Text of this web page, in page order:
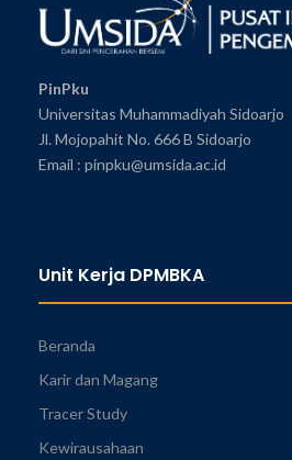
PinPku
Universitas Muhammadiyah Sidoarjo
Jl. Mojopahit No. 666 B Sidoarjo
Email : pinpku@umsida.ac.id
Unit Kerja DPMBKA
Beranda
Karir dan Magang
Tracer Study
Kewirausahaan